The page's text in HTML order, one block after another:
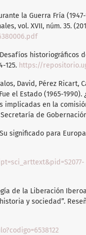
la Guerra Fría
vol. XVII, núm. 35.
historiográficos
125. https://
David, Pérez Ricart,
el Estado (1965-1990).
en la
de
significado para
de la Liberación
y sociedad”.